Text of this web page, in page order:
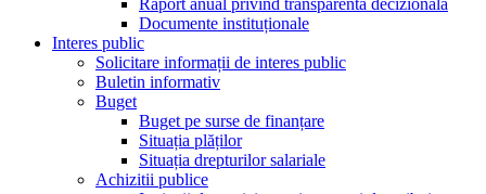
Raport anual privind transparenta decizionala
Documente instituționale
Interes public
Solicitare informații de interes public
Buletin informativ
Buget
Buget pe surse de finanțare
Situația plăților
Situația drepturilor salariale
Achizitii publice